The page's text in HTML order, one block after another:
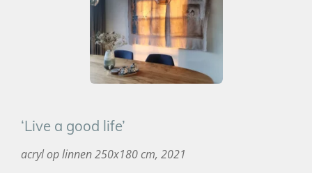
‘Live a good life’
acryl op linnen 250x180 cm, 2021